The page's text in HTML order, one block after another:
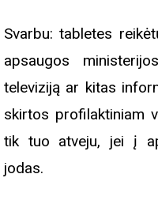
Svarbu: tabletes
apsaugos
televiziją ar kitas
skirtos profilaktiniam
tik tuo atveju, jei į
jodas.